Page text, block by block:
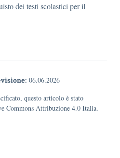
dei testi scolastici per il
06.06.2026
questo articolo è stato
Commons Attribuzione 4.0 Italia.